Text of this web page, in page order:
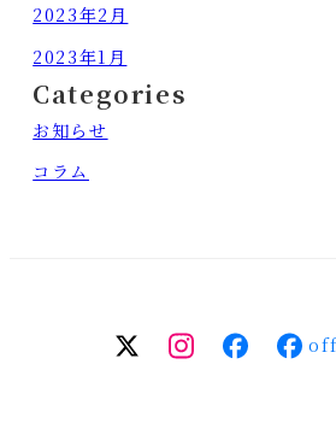
2023年2月
2023年1月
Categories
お知らせ
コラム
twitter
人）